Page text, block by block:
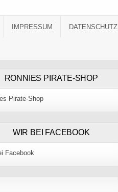
IMPRESSUM DATENSCHUTZ
RONNIES PIRATE-SHOP
WIR BEI FACEBOOK